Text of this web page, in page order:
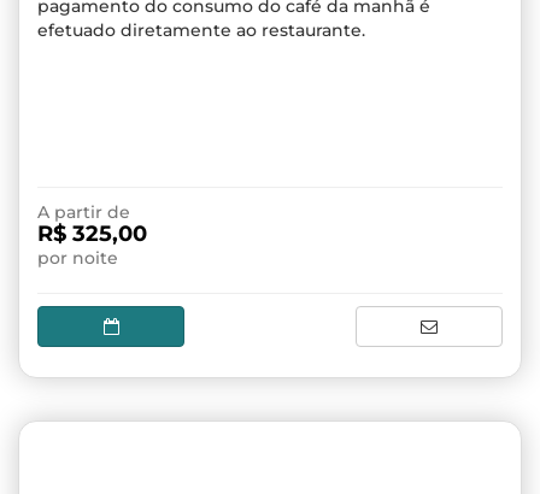
pagamento do consumo do café da manhã é
efetuado diretamente ao restaurante.
A partir de
R$ 325,00
por noite